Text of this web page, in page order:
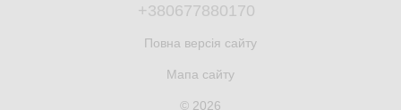
+380677880170
Повна версія сайту
Мапа сайту
© 2026